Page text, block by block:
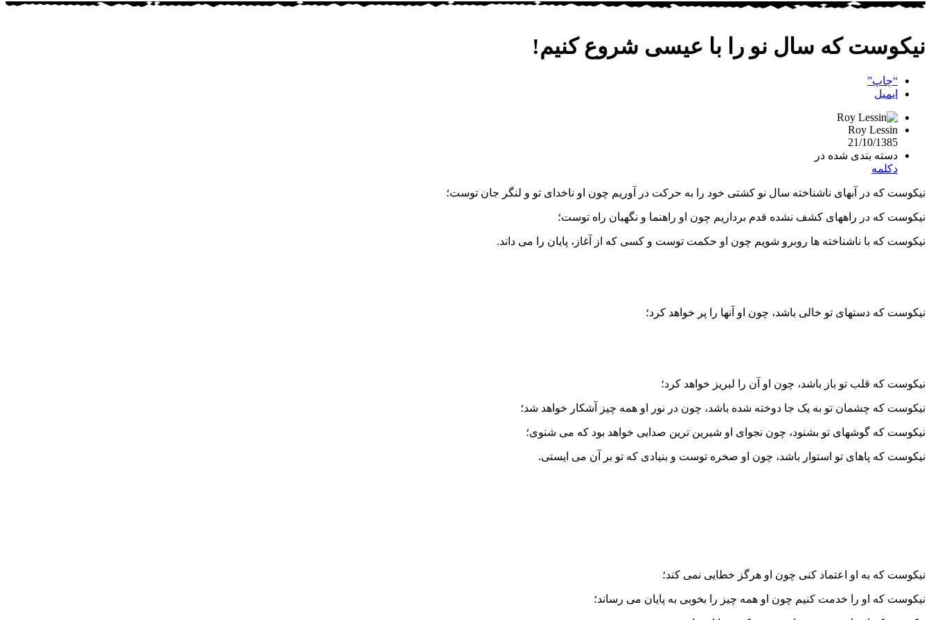
نیکوست که سال نو را با عیسی شروع کنیم!
“چاپ”
ایمیل
Roy Lessin
21/10/1385
دسته بندی شده در
دکلمه
نیکوست که در آبهای ناشناخته سال نو کشتی خود را به حرکت در آوریم چون او ناخدای تو و لنگر جان توست؛
نیکوست که در راههای کشف نشده قدم برداریم چون او راهنما و نگهبان راه توست؛
نیکوست که با ناشناخته ها روبرو شویم چون او حکمت توست و کسی که از آغاز، پایان را می داند.
نیکوست که دستهای تو خالی باشد، چون او آنها را پر خواهد کرد؛
نیکوست که قلب تو باز باشد، چون او آن را لبریز خواهد کرد؛
نیکوست که چشمان تو به یک جا دوخته شده باشد، چون در نور او همه چیز آشکار خواهد شد؛
نیکوست که گوشهای تو بشنود، چون نجوای او شیرین ترین صدایی خواهد بود که می شنوی؛
نیکوست که پاهای تو استوار باشد، چون او صخره توست و بنیادی که تو بر آن می ایستی.
نیکوست که به او اعتماد کنی چون او هرگز خطایی نمی کند؛
نیکوست که او را خدمت کنیم چون او همه چیز را بخوبی به پایان می رساند؛